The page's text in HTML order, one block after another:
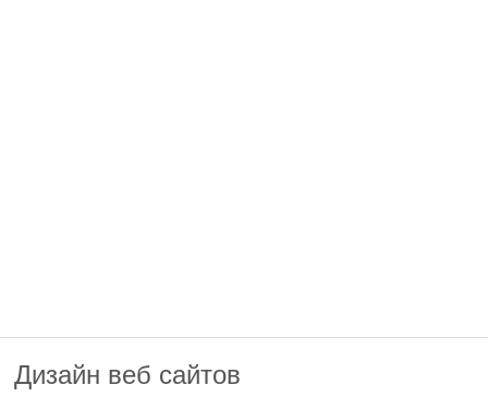
Дизайн веб сайтов